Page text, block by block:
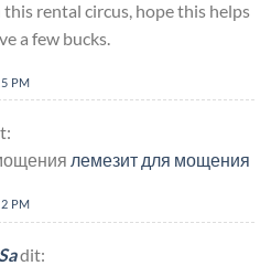
rental circus, hope this helps
a few bucks.
PM
лемезит для мощения
PM
dit: